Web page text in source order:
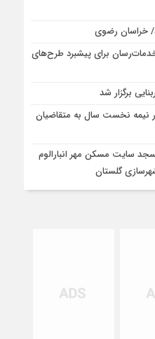
خراسان رضوی
برای پیشبرد طرح‌های
برگزار شد
نیمه نخست سال به متقاضیان
سایت مسکن مهر انبارالوم
گلستان